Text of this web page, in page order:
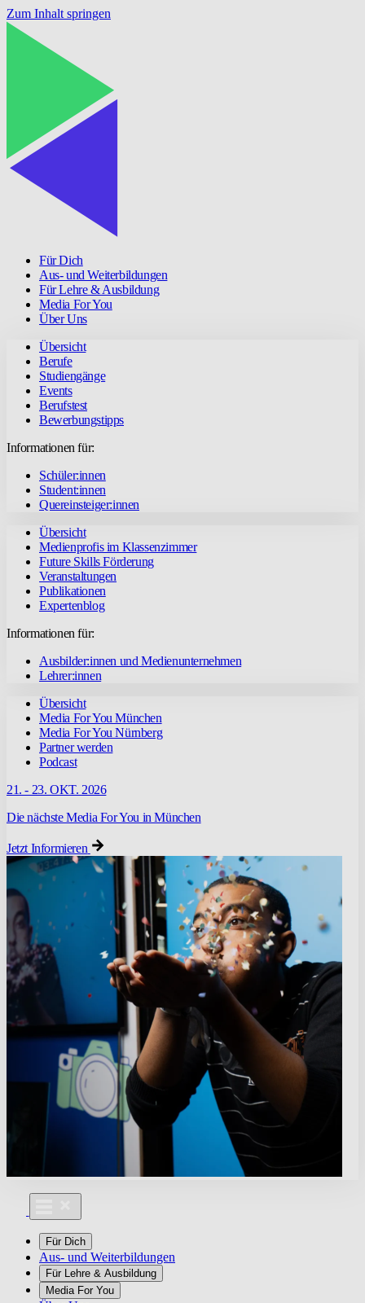
Zum Inhalt springen
Für Dich
Aus- und Weiterbildungen
Für Lehre & Ausbildung
Media For You
Über Uns
Übersicht
Berufe
Studiengänge
Events
Berufstest
Bewerbungstipps
Informationen für:
Schüler:innen
Student:innen
Quereinsteiger:innen
Übersicht
Medienprofis im Klassenzimmer
Future Skills Förderung
Veranstaltungen
Publikationen
Expertenblog
Informationen für:
Ausbilder:innen und Medienunternehmen
Lehrer:innen
Übersicht
Media For You München
Media For You Nürnberg
Partner werden
Podcast
21. - 23. OKT. 2026
Die nächste Media For You in München
Jetzt Informieren
Für Dich
Aus- und Weiterbildungen
Für Lehre & Ausbildung
Media For You